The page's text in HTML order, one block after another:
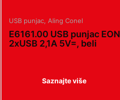
USB punjac, Aling Conel
E6161.00 USB punjac EON
2xUSB 2,1A 5V=, beli
Saznajte više